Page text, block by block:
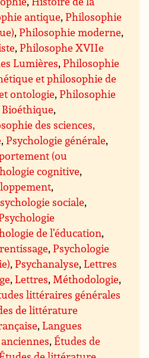
antique,Philosophie
,Philosophie moderne,
,Philosophe XVIIe
Lumières,Philosophie
et philosophie de
ontologie,Philosophie
Bioéthique,
des sciences,
,Psychologie générale,
(ou
cognitive,
,
sociale,
de l’éducation,
,Psychologie
,Psychanalyse,Lettres
,Lettres, Méthodologie,
littéraires générales
de littérature
,Langues
,Études de